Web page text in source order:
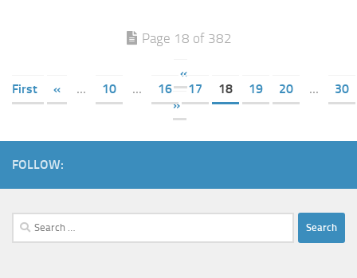
Page 18 of 382
«
First
« ... 10 ... 16 17 18 19 20 ...
30
»
FOLLOW:
Search
for: